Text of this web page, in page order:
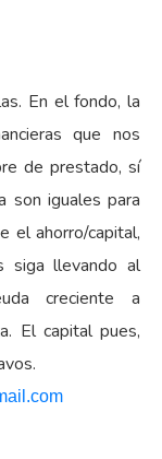
En el fondo, la
que nos
de prestado, sí
son iguales para
el ahorro/capital,
siga llevando al
creciente a
El capital pues,